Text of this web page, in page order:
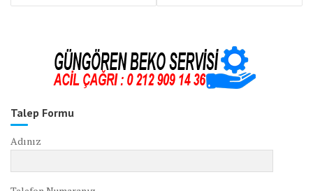
Talep Formu
Adınız